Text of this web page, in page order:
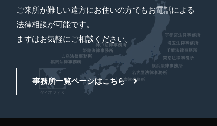
ご来所が難しい遠方にお住いの方でもお電話による
法律相談が可能です。
まずはお気軽にご相談ください。
事務所一覧ページはこちら